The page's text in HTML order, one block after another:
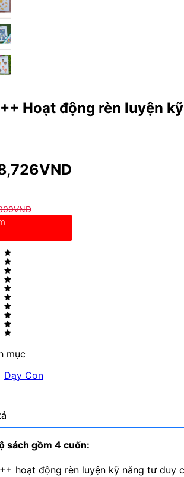
Hoạt động rèn luyện
VND
VND
mục
Dạy Con
sách gồm 4 cuốn:
hoạt động rèn luyện kỹ năng tư duy